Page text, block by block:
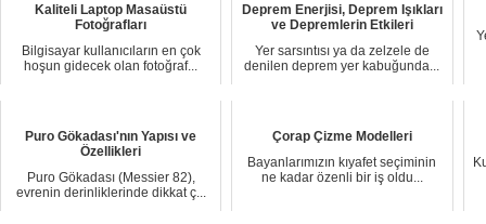
Kaliteli Laptop Masaüstü
Fotoğrafları
Bilgisayar kullanıcıların en çok
hoşun gidecek olan fotoğraf...
Deprem Enerjisi, Deprem Işıkları
ve Depremlerin Etkileri
Yer sarsıntısı ya da zelzele de
denilen deprem yer kabuğunda...
Puro Gökadası'nın Yapısı ve
Özellikleri
Puro Gökadası (Messier 82),
evrenin derinliklerinde dikkat ç...
Çorap Çizme Modelleri
Bayanlarımızın kıyafet seçiminin
ne kadar özenli bir iş oldu...